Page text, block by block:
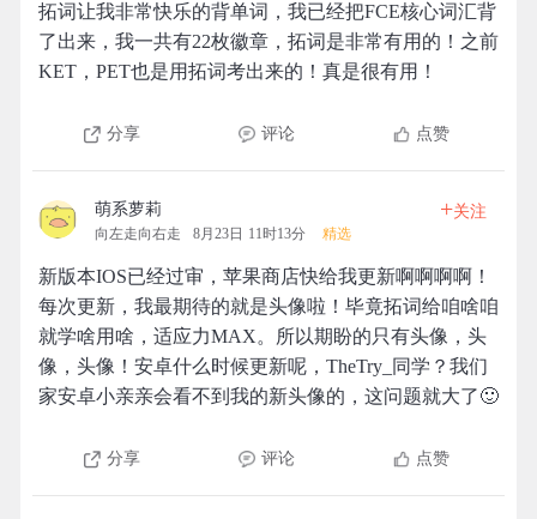
拓词让我非常快乐的背单词，我已经把FCE核心词汇背
了出来，我一共有22枚徽章，拓词是非常有用的！之前
KET，PET也是用拓词考出来的！真是很有用！
分享 评论 点赞
萌系萝莉
向左走向右走 8月23日 11时13分 精选
+关注
新版本IOS已经过审，苹果商店快给我更新啊啊啊啊！
每次更新，我最期待的就是头像啦！毕竟拓词给咱啥咱
就学啥用啥，适应力MAX。所以期盼的只有头像，头
像，头像！安卓什么时候更新呢，TheTry_同学？我们
家安卓小亲亲会看不到我的新头像的，这问题就大了🙂
分享 评论 点赞